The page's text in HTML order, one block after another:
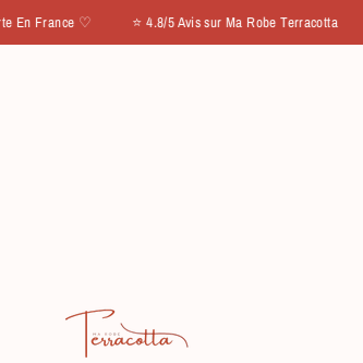
France ♡ ⭐ 4.8/5 Avis sur Ma Robe Terracotta